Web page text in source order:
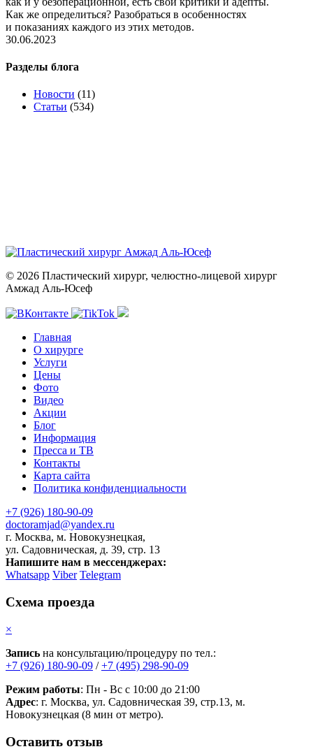
Как же определиться? Разобраться в особенностях
и показаниях каждого из этих методов.
30.06.2023
Разделы блога
Новости (11)
Статьи (534)
© 2026 Пластический хирург, челюстно-лицевой хирург
Амжад Аль-Юсеф
Главная
О хирурге
Услуги
Цены
Фото
Видео
Акции
Блог
Информация
Пресса и ТВ
Контакты
Карта сайта
Политика конфиденциальности
+7 (926) 180-90-09
doctoramjad@yandex.ru
г. Москва, м. Новокузнецкая,
ул. Садовническая, д. 39, стр. 13
Напишите нам в мессенджерах:
Whatsapp Viber Telegram
Схема проезда
×
Запись на консультацию/процедуру по тел.:
+7 (926) 180-90-09 /+7 (495) 298-90-09
Режим работы: Пн - Вс с 10:00 до 21:00
Адрес: г. Москва, ул. Садовническая 39, стр.13, м.
Новокузнецкая (8 мин от метро).
Оставить отзыв